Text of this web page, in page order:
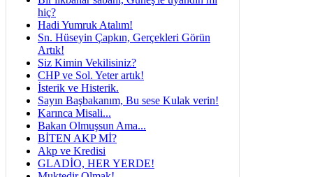
hiç?
Hadi Yumruk Atalım!
Sn. Hüseyin Çapkın, Gerçekleri Görün
Artık!
Siz Kimin Vekilisiniz?
CHP ve Sol. Yeter artık!
İsterik ve Histerik.
Sayın Başbakanım, Bu sese Kulak verin!
Karınca Misali...
Bakan Olmuşsun Ama...
BİTEN AKP Mİ?
Akp ve Kredisi
GLADİO, HER YERDE!